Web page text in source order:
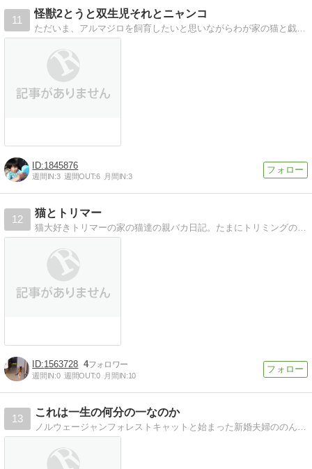
11
怪獣2とうと双生児それとニャンコ
ただいま、アルマジロを飼育したいと思いながらわが家の猫と戯れて日々育児奮闘中で、これから産まれてくる"双子ちゃん"を含めた 4児のMamaになるものです。
1845876
週間IN:3 週間OUT:6 月間IN:3
12
猫とトリマー
猫大好きトリマーの家の猫達の親バカ日記。たまにトリミングの事や猫の里親探しも。
1563728 4
週間IN:0 週間OUT:0 月間IN:10
13
これは一生の何分の一なのか
ノルウェージャンフォレストキャットと始まった新婚夫婦ののんびりまったり猫ブログ。